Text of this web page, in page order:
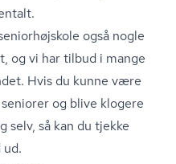
også nogle
og vi har tilbud i mange
Hvis du kunne være
og blive klogere
selv, så kan du tjekke